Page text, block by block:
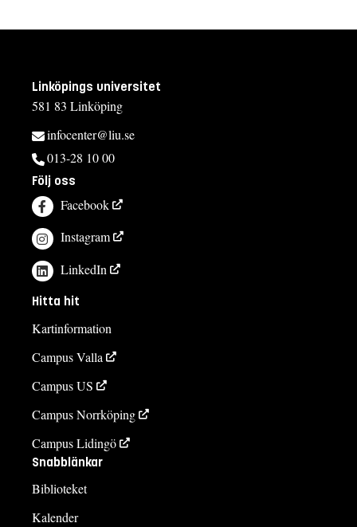
Linköpings universitet
581 83 Linköping
infocenter@liu.se
013-28 10 00
Följ oss
Facebook
Instagram
LinkedIn
Hitta hit
Kartinformation
Campus Valla
Campus US
Campus Norrköping
Campus Lidingö
Snabblänkar
Biblioteket
Kalender